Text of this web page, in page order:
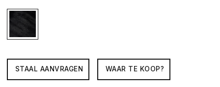
STAAL AANVRAGEN WAAR TE KOOP?